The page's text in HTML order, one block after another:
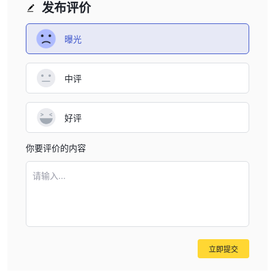
保障，如杠杆限制。然而，仍然提供负债保护。需要注意的是，这种
账户类型可能不适用于所有交易者，并且需要符合资格标准。
VIP交易账户：
独家VIP交易账户是为高净值交易者设计的。这些账户附带额外的福
利和功能，包括折扣市场点差（最高可达30%），使用免费的虚拟
30% off）。
杠杆
CCF Markets为交易者提供最高杠杆比例为1:100。
指利用借入的资金（在这种情况下由经纪人提供）来增加投资的潜在
回报。以1:100的杠杆比例，对于交易者投资的每个资本单位，经纪
总的来说，值得注意的是，高杠杆带来高回报的同时也伴随着高风
发布评价
曝光
中评
好评
你要评价的内容
请输入...
立即提交